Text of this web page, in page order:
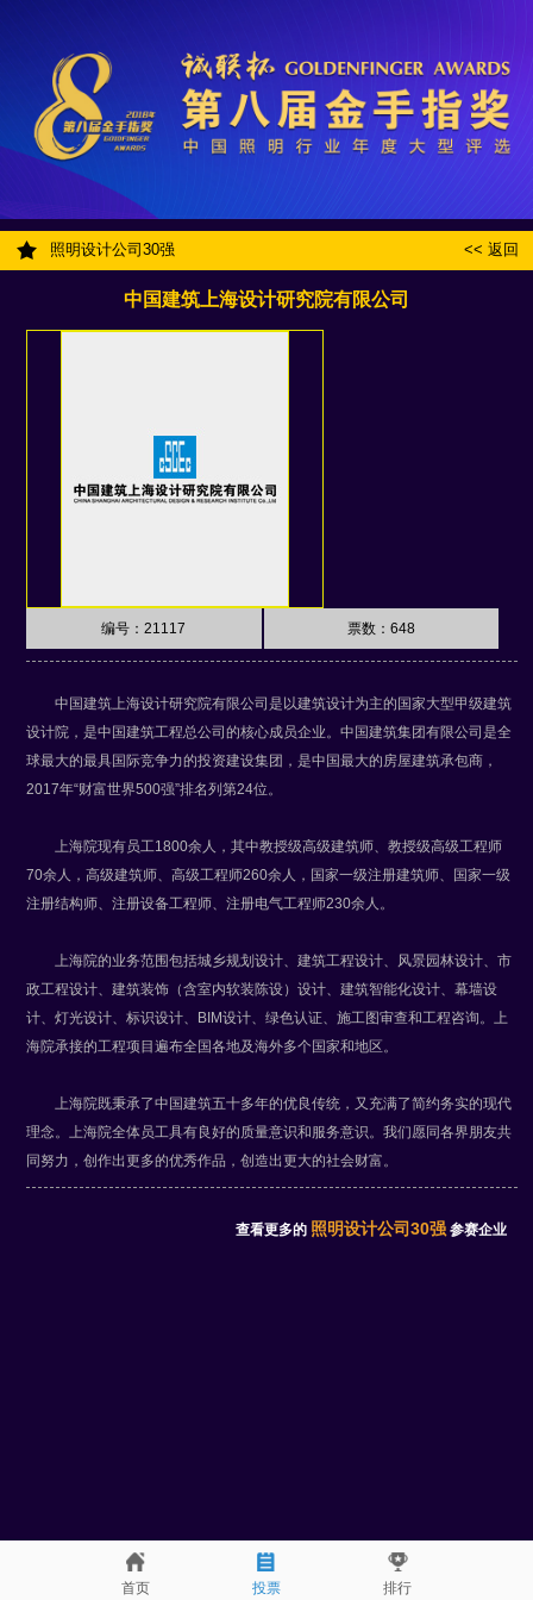
<< 返回
照明设计公司30强
中国建筑上海设计研究院有限公司
编号：21117 票数：648
中国建筑上海设计研究院有限公司是以建筑设计为主的国家大型甲级建筑
设计院，是中国建筑工程总公司的核心成员企业。中国建筑集团有限公司是全
球最大的最具国际竞争力的投资建设集团，是中国最大的房屋建筑承包商，
2017年“财富世界500强”排名列第24位。
上海院现有员工1800余人，其中教授级高级建筑师、教授级高级工程师
70余人，高级建筑师、高级工程师260余人，国家一级注册建筑师、国家一级
注册结构师、注册设备工程师、注册电气工程师230余人。
上海院的业务范围包括城乡规划设计、建筑工程设计、风景园林设计、市
政工程设计、建筑装饰（含室内软装陈设）设计、建筑智能化设计、幕墙设
计、灯光设计、标识设计、BIM设计、绿色认证、施工图审查和工程咨询。上
海院承接的工程项目遍布全国各地及海外多个国家和地区。
上海院既秉承了中国建筑五十多年的优良传统，又充满了简约务实的现代
理念。上海院全体员工具有良好的质量意识和服务意识。我们愿同各界朋友共
同努力，创作出更多的优秀作品，创造出更大的社会财富。
查看更多的 照明设计公司30强参赛企业
首页 投票 排行